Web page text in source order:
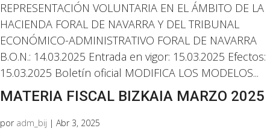
REPRESENTACIÓN VOLUNTARIA EN EL ÁMBITO DE LA
HACIENDA FORAL DE NAVARRA Y DEL TRIBUNAL
ECONÓMICO-ADMINISTRATIVO FORAL DE NAVARRA
B.O.N.: 14.03.2025 Entrada en vigor: 15.03.2025 Efectos:
15.03.2025 Boletín oficial MODIFICA LOS MODELOS...
MATERIA FISCAL BIZKAIA MARZO 2025
por adm_bij | Abr 3, 2025